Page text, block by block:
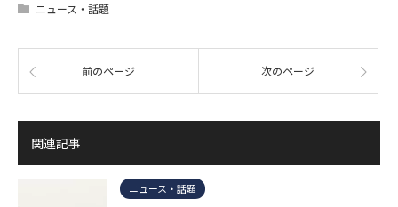
ニュース・話題
前のページ 次のページ
関連記事
ニュース・話題